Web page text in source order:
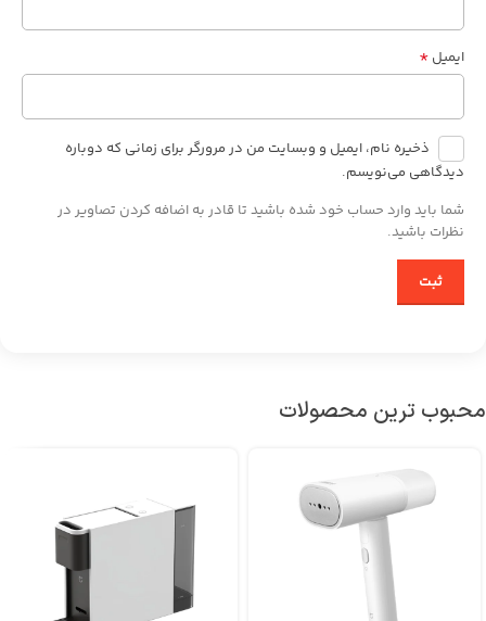
ایمیل *
ذخیره نام، ایمیل و وبسایت من در مرورگر برای زمانی که دوباره
دیدگاهی می‌نویسم.
شما باید وارد حساب خود شده باشید تا قادر به اضافه کردن تصاویر در
نظرات باشید.
محبوب ترین محصولات